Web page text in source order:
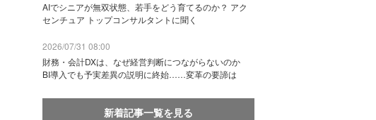
AIでシニアが無双状態、若手をどう育てるのか？ アク
センチュア トップコンサルタントに聞く
2026/07/31 08:00
財務・会計DXは、なぜ経営判断につながらないのか
BI導入でも予実差異の説明に終始……変革の要諦は
新着記事一覧を見る